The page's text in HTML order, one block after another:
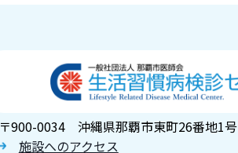
〒900-0034 沖縄県那覇市東町26番地1号
施設へのアクセス